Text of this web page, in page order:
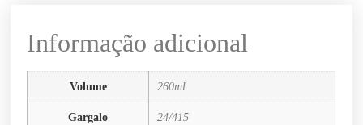
Informação adicional
Volume 260ml
Gargalo 24/415